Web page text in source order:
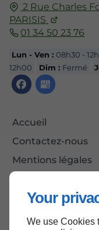
Your
We use Cookies
2 Rue Charles
PARISIS
01 34 50 23 76
Lun - Ven :08h30 -
12h00
Dim : Fermé
Accueil
Contactez-nous
Mentions légales